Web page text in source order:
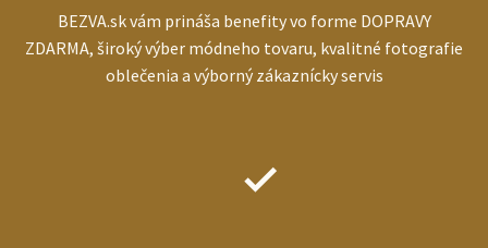
BEZVA.sk vám prináša benefity vo forme DOPRAVY
ZDARMA, široký výber módneho tovaru, kvalitné fotografie
oblečenia a výborný zákaznícky servis